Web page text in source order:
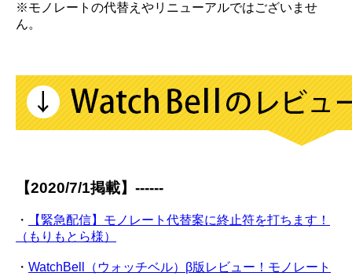
※モノレートの代替えやリニューアルではございませ
ん。
【2020/7/1掲載】------
・
【緊急配信】モノレート代替案に終止符を打ちます！
（もりもとら様）
・ WatchBell（ウォッチベル）β版レビュー！モノレート